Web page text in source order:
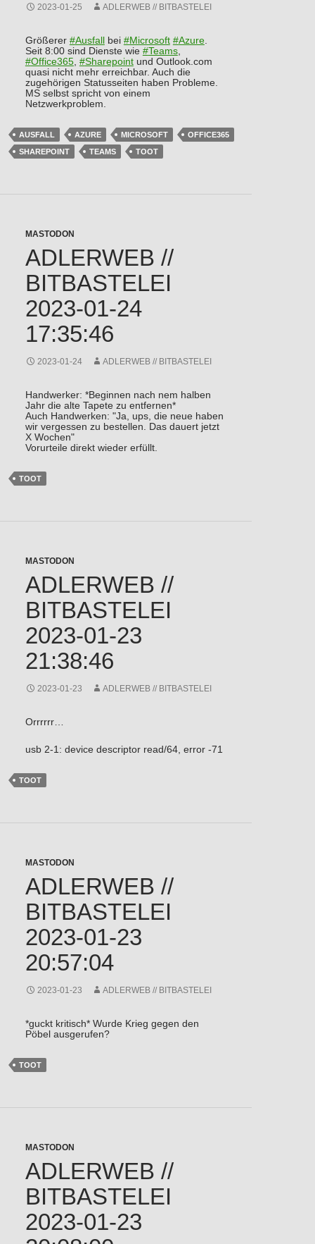
2023-01-25 ADLERWEB // BITBASTELEI
Größerer #Ausfall bei #Microsoft #Azure.
Seit 8:00 sind Dienste wie #Teams,
#Office365, #Sharepointund Outlook.com
quasi nicht mehr erreichbar. Auch die
zugehörigen Statusseiten haben Probleme.
MS selbst spricht von einem
Netzwerkproblem.
AUSFALL AZURE MICROSOFT
OFFICE365
SHAREPOINT
TEAMS TOOT
MASTODON
ADLERWEB //
BITBASTELEI
2023-01-24
17:35:46
2023-01-24 ADLERWEB // BITBASTELEI
Handwerker: *Beginnen nach nem halben
Jahr die alte Tapete zu entfernen*
Auch Handwerken: "Ja, ups, die neue haben
wir vergessen zu bestellen. Das dauert jetzt
X Wochen"
Vorurteile direkt wieder erfüllt.
TOOT
MASTODON
ADLERWEB //
BITBASTELEI
2023-01-23
21:38:46
2023-01-23 ADLERWEB // BITBASTELEI
Orrrrrr…
usb 2-1: device descriptor read/64, error -71
TOOT
MASTODON
ADLERWEB //
BITBASTELEI
2023-01-23
20:57:04
2023-01-23 ADLERWEB // BITBASTELEI
*guckt kritisch* Wurde Krieg gegen den
Pöbel ausgerufen?
TOOT
MASTODON
ADLERWEB //
BITBASTELEI
2023-01-23